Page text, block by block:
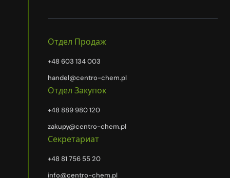
Отдел Продаж
+48 603 134 003
handel@centro-chem.pl
Отдел Закупок
+48 889 980 120
zakupy@centro-chem.pl
Секретариат
+48 81 756 55 20
info@centro-chem.pl